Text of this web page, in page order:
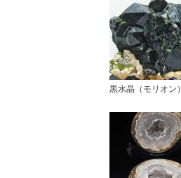
黒水晶（モリオン）